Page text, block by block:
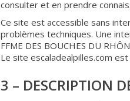
consulter et en prendre
Ce site est accessible sans
problèmes techniques. Une
FFME DES BOUCHES DU
Le site escaladealpilles.com
3 – DESCRIPTION